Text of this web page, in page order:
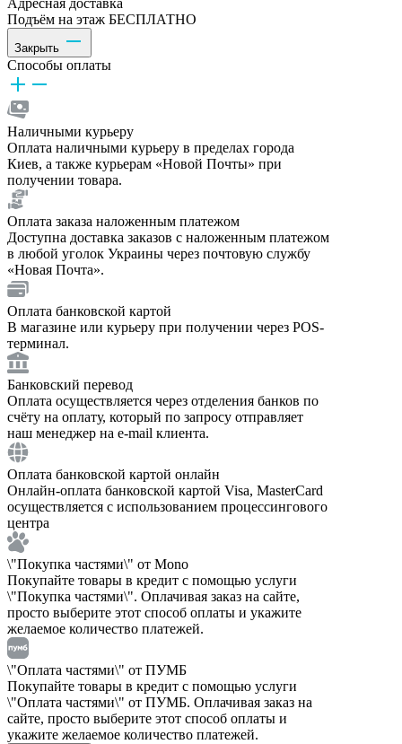
Адресная доставка
Подъём на этаж БЕСПЛАТНО
Закрыть
Способы оплаты
Наличными курьеру
Оплата наличными курьеру в пределах города
Киев, а также курьерам «Новой Почты» при
получении товара.
Оплата заказа наложенным платежом
Доступна доставка заказов с наложенным платежом
в любой уголок Украины через почтовую службу
«Новая Почта».
Оплата банковской картой
В магазине или курьеру при получении через POS-
терминал.
Банковский перевод
Оплата осуществляется через отделения банков по
счёту на оплату, который по запросу отправляет
наш менеджер на e-mail клиента.
Оплата банковской картой онлайн
Онлайн-оплата банковской картой Visa, MasterCard
осуществляется с использованием процессингового
центра
\"Покупка частями\" от Mono
Покупайте товары в кредит с помощью услуги
\"Покупка частями\". Оплачивая заказ на сайте,
просто выберите этот способ оплаты и укажите
желаемое количество платежей.
\"Оплата частями\" от ПУМБ
Покупайте товары в кредит с помощью услуги
\"Оплата частями\" от ПУМБ. Оплачивая заказ на
сайте, просто выберите этот способ оплаты и
укажите желаемое количество платежей.